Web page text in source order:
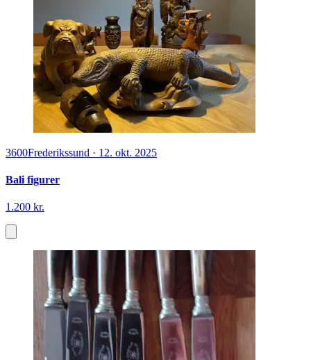
3600Frederikssund · 12. okt. 2025
Bali figurer
1.200 kr.